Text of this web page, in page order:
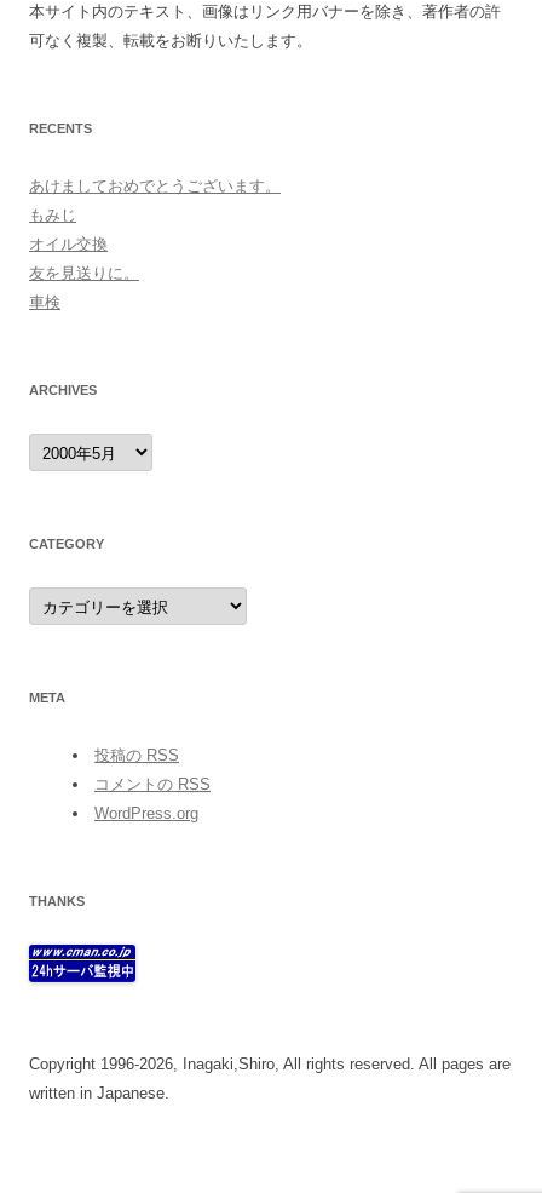
本サイト内のテキスト、画像はリンク用バナーを除き、著作者の許
可なく複製、転載をお断りいたします。
RECENTS
あけましておめでとうございます。
もみじ
オイル交換
友を見送りに。
車検
ARCHIVES
archives
CATEGORY
category
META
投稿の RSS
コメントの RSS
WordPress.org
THANKS
Copyright 1996-2026, Inagaki,Shiro, All rights reserved. All pages are
written in Japanese.